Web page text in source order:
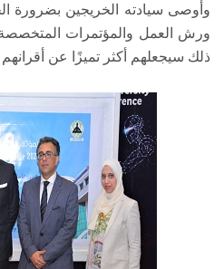
وأوصى سيادته الخريجين
ورش العمل والمؤتمرات
ذلك سيجعلهم أكثر تميزًا عن